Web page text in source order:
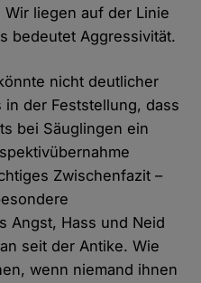
liegen auf der Linie
bedeutet Aggressivität.
nicht deutlicher
der Feststellung, dass
bei Säuglingen ein
Zwischenfazit –
Angst, Hass und Neid
seit der Antike. Wie
wenn niemand ihnen